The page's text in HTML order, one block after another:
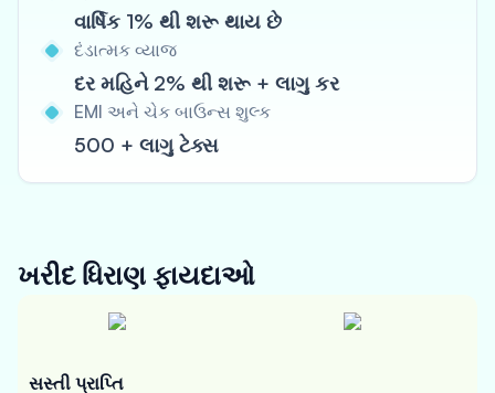
વાર્ષિક 1% થી શરૂ થાય છે
દંડાત્મક વ્યાજ
દર મહિને 2% થી શરૂ + લાગુ કર
EMI અને ચેક બાઉન્સ શુલ્ક
500 + લાગુ ટેક્સ
ખરીદ ધિરાણ ફાયદાઓ
સસ્તી પ્રાપ્તિ